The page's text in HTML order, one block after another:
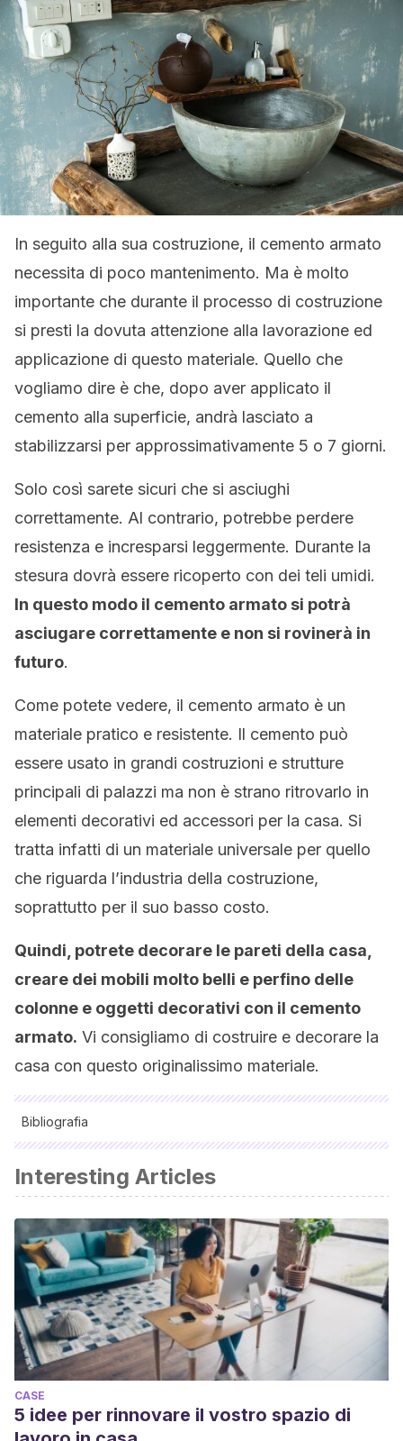
In seguito alla sua costruzione, il cemento armato
necessita di poco mantenimento. Ma è molto
importante che durante il processo di costruzione
si presti la dovuta attenzione alla lavorazione ed
applicazione di questo materiale. Quello che
vogliamo dire è che, dopo aver applicato il
cemento alla superficie, andrà lasciato a
stabilizzarsi per approssimativamente 5 o 7 giorni.
Solo così sarete sicuri che si asciughi
correttamente. Al contrario, potrebbe perdere
resistenza e incresparsi leggermente. Durante la
stesura dovrà essere ricoperto con dei teli umidi.
In questo modo il cemento armato si potrà
asciugare correttamente e non si rovinerà in
futuro.
Come potete vedere, il cemento armato è un
materiale pratico e resistente. Il cemento può
essere usato in grandi costruzioni e strutture
principali di palazzi ma non è strano ritrovarlo in
elementi decorativi ed accessori per la casa. Si
tratta infatti di un materiale universale per quello
che riguarda l’industria della costruzione,
soprattutto per il suo basso costo.
Quindi, potrete decorare le pareti della casa,
creare dei mobili molto belli e perfino delle
colonne e oggetti decorativi con il cemento
armato. Vi consigliamo di costruire e decorare la
casa con questo originalissimo materiale.
Bibliografia
Tutte le fonti citate sono state esaminate a fondo dal nostro
team per garantirne la qualità, l'affidabilità, l'attualità e la
validità. La bibliografia di questo articolo è stata considerata
affidabile e di precisione accademica o scientifica.
Interesting Articles
CASE
5 idee per rinnovare il vostro spazio di